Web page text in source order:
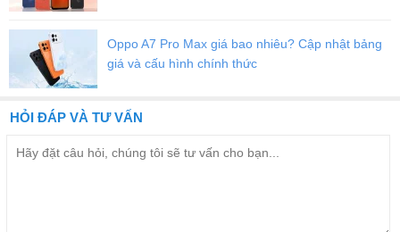
iPad Mini 6 được hoàn thiện tỉ mỉ với cáccạnh vuông vức, màn
Oppo A7 Pro Max giá bao nhiêu? Cập nhật bảng
giá và cấu hình chính thức
HỎI ĐÁP VÀ TƯ VẤN